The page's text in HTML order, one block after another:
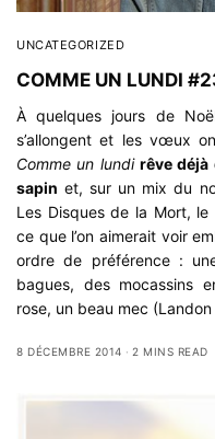
UNCATEGORIZED
COMME UN LUNDI
À quelques jours de
s’allongent et les vœux
Comme un lundi rêve déjà
sapin et, sur un mix du
Les Disques de la Mort, le
ce que l’on aimerait voir
ordre de préférence :
bagues, des mocassins
rose, un beau mec
8 DÉCEMBRE 2014 2 MINS READ